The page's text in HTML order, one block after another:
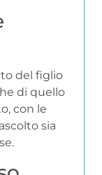
del figlio
di quello
con le
sia